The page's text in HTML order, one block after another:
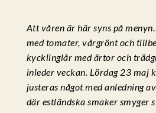
Att våren är här syns på
med tomater, vårgrönt och
kycklinglår med ärtor och
inleder veckan. Lördag 23 maj
justeras något med anledning
där estländska smaker smyger